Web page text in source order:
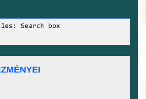
Search box